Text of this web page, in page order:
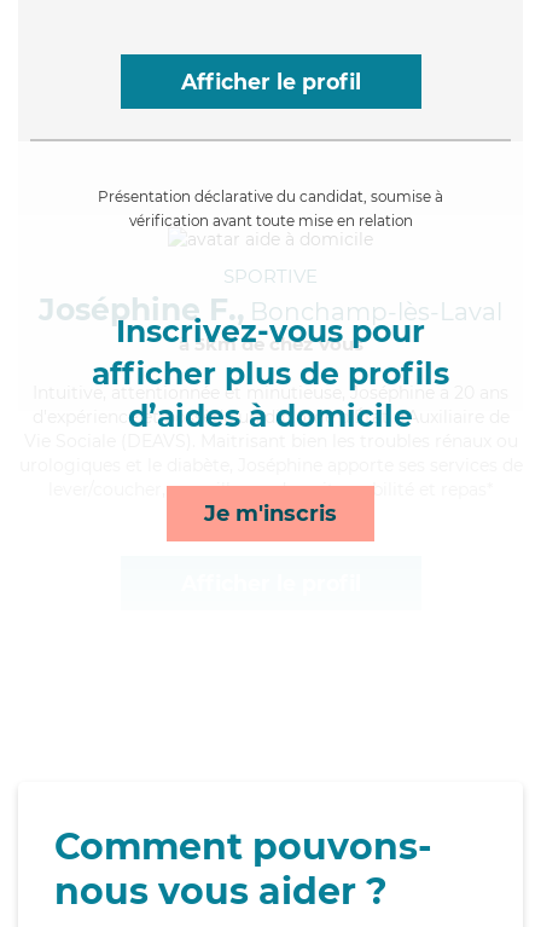
Afficher le profil
Présentation déclarative du candidat, soumise à
vérification avant toute mise en relation
Inscrivez-vous pour
afficher plus de profils
d’aides à domicile
Je m'inscris
SPORTIVE
Joséphine F., Bonchamp-lès-Laval
à 5km de chez Vous
, attentionnée et minutieuse, Joséphine a 20 ans
d'expérience et possède un diplôme d'État d'Auxiliaire de
lever/coucher, surveillance de nuit, mobilité et repas*
Comment pouvons-
nous vous aider ?